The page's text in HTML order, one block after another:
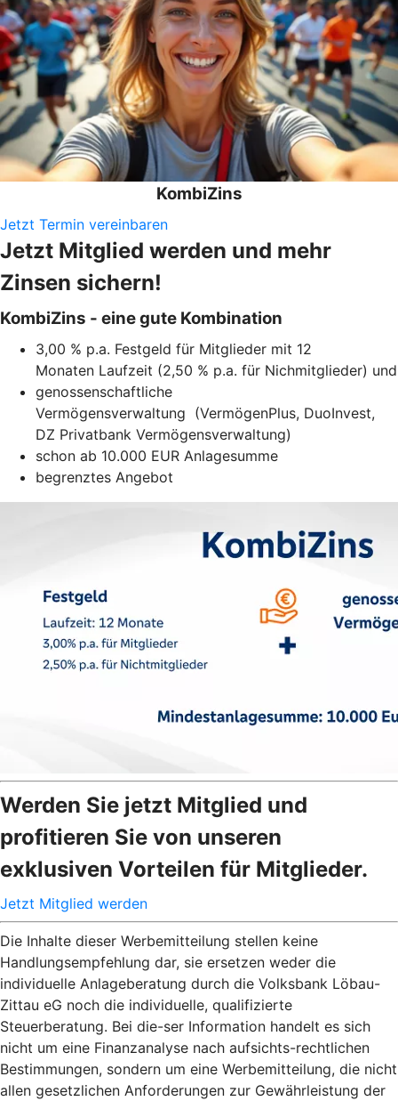
KombiZins
Jetzt Termin vereinbaren
Jetzt Mitglied werden und mehr
Zinsen sichern!
KombiZins - eine gute Kombination
3,00 % p.a. Festgeld für Mitglieder mit 12
Monaten Laufzeit (2,50 % p.a. für Nichmitglieder) und
genossenschaftliche
Vermögensverwaltung (VermögenPlus, DuoInvest,
DZ Privatbank Vermögensverwaltung)
schon ab 10.000 EUR Anlagesumme
begrenztes Angebot
Werden Sie jetzt Mitglied und
profitieren Sie von unseren
exklusiven Vorteilen für Mitglieder.
Jetzt Mitglied werden
Die Inhalte dieser Werbemitteilung stellen keine
Handlungsempfehlung dar, sie ersetzen weder die
individuelle Anlageberatung durch die Volksbank Löbau-
Zittau eG noch die individuelle, qualifizierte
Steuerberatung. Bei die-ser Information handelt es sich
nicht um eine Finanzanalyse nach aufsichts-rechtlichen
Bestimmungen, sondern um eine Werbemitteilung, die nicht
allen gesetzlichen Anforderungen zur Gewährleistung der